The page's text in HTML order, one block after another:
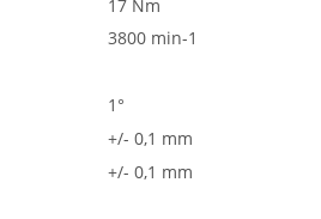
17 Nm
3800 min-1
1°
+/- 0,1 mm
+/- 0,1 mm